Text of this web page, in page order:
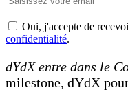
Oui, j'accepte de
confidentialité.
dYdX entre dans le
milestone, dYdX